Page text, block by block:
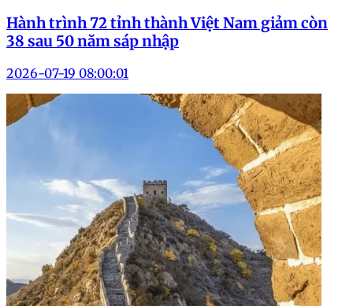
Hành trình 72 tỉnh thành Việt Nam giảm còn
38 sau 50 năm sáp nhập
2026-07-19 08:00:01